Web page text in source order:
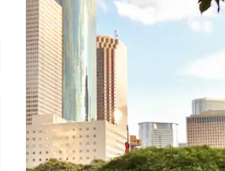
vya vishale vya juu na chini au